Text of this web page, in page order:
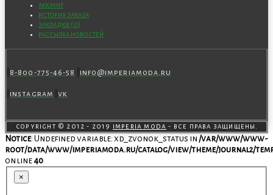
аккаунт
история заказа
закладки (0)
рассылка новостей
8-800-775-46-58 info@imperiamoda.ru
instagram vk
copyright © 2012 - 2019 imperia moda - все права защищены.
Notice: Undefined variable: xd_zvonok_status in /var/www/www-
root/data/www/imperiamoda.ru/catalog/view/theme/journal2/
on line40
×